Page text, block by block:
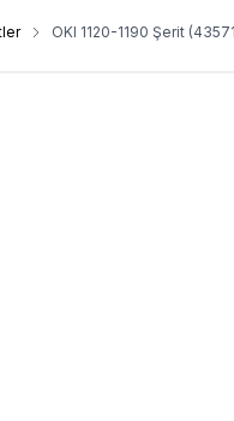
OKI 1120-1190 Şerit